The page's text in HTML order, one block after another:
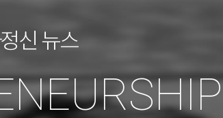
신 뉴스